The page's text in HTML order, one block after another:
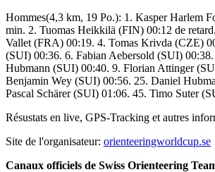
Hommes(4,3 km, 19 Po.): 1. Kasper Harlem
min. 2. Tuomas Heikkilä (FIN) 00:12 de
Vallet (FRA) 00:19. 4. Tomas Krivda (CZE)
(SUI) 00:36. 6. Fabian Aebersold (SUI)
Hubmann (SUI) 00:40. 9. Florian Attinger
Benjamin Wey (SUI) 00:56. 25. Daniel
Pascal Schärer (SUI) 01:06. 45. Timo Suter
Résustats en live, GPS-Tracking et autres
Site de l'organisateur: orienteeringworldcup.se
Canaux officiels de Swiss Orienteering